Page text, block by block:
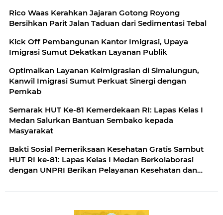
Rico Waas Kerahkan Jajaran Gotong Royong
Bersihkan Parit Jalan Taduan dari Sedimentasi Tebal
Kick Off Pembangunan Kantor Imigrasi, Upaya
Imigrasi Sumut Dekatkan Layanan Publik
Optimalkan Layanan Keimigrasian di Simalungun,
Kanwil Imigrasi Sumut Perkuat Sinergi dengan
Pemkab
Semarak HUT Ke-81 Kemerdekaan RI: Lapas Kelas I
Medan Salurkan Bantuan Sembako kepada
Masyarakat
Bakti Sosial Pemeriksaan Kesehatan Gratis Sambut
HUT RI ke-81: Lapas Kelas I Medan Berkolaborasi
dengan UNPRI Berikan Pelayanan Kesehatan dan